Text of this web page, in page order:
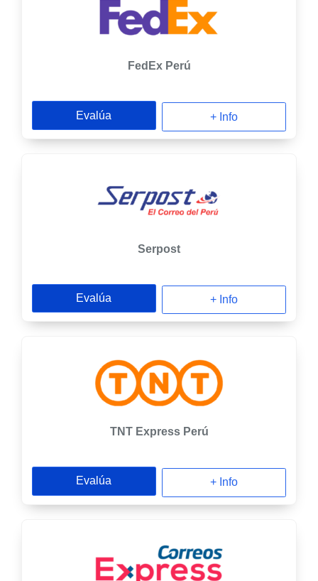
FedEx Perú
Evalúa + Info
Serpost
Evalúa + Info
TNT Express Perú
Evalúa + Info